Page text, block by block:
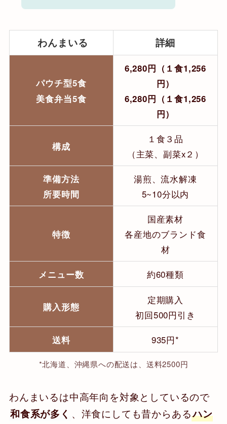
わんまいる 詳細
パウチ型5食
美食弁当5食
6,280円（１食1,256
円）
6,280円（１食1,256
円）
構成
１食３品
（主菜、副菜x２）
準備方法
所要時間
湯煎、流水解凍
5~10分以内
特徴
国産素材
各産地のブランド食
材
メニュー数 約60種類
購入形態
定期購入
初回500円引き
送料 935円*
*北海道、沖縄県への配送は、送料2500円
わんまいるは中高年向を対象としているので
和食系が多く 、洋食にしても昔からあるハン